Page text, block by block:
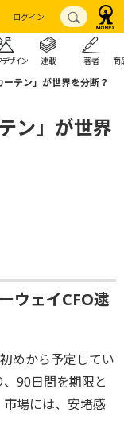
ログイン
ザイン 連載 著者 商
ーテン」が世界を分断？
ン」が世界
ウェイCFO逮
めから予定してい
90日間を期限と
場には、安堵感